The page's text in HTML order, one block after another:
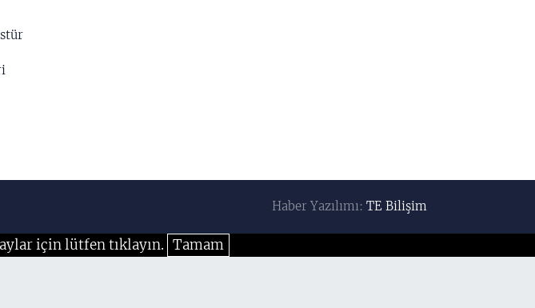
Haber Yazılımı:TE Bilişim
için lütfen tıklayın. Tamam